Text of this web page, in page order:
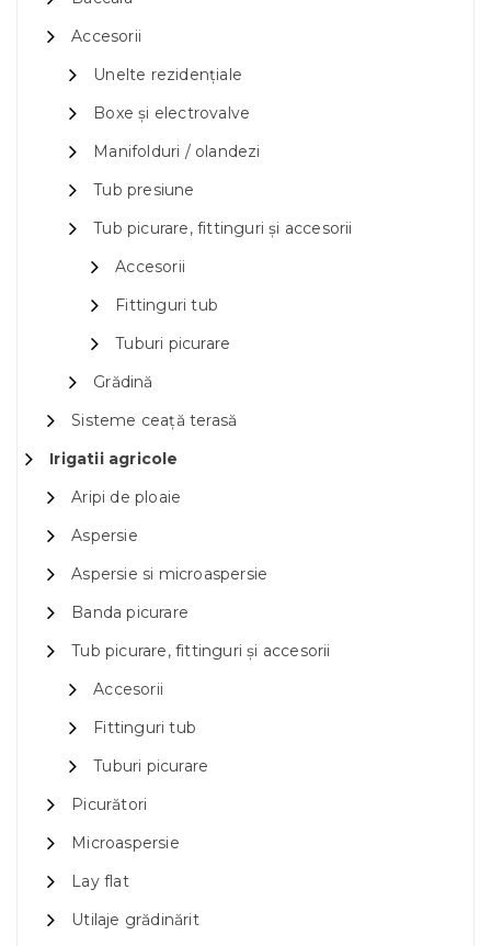
Accesorii
Unelte rezidențiale
Boxe și electrovalve
Manifolduri / olandezi
Tub presiune
Tub picurare, fittinguri și accesorii
Accesorii
Fittinguri tub
Tuburi picurare
Grădină
Sisteme ceață terasă
Irigatii agricole
Aripi de ploaie
Aspersie
Aspersie si microaspersie
Banda picurare
Tub picurare, fittinguri și accesorii
Accesorii
Fittinguri tub
Tuburi picurare
Picurători
Microaspersie
Lay flat
Utilaje grădinărit